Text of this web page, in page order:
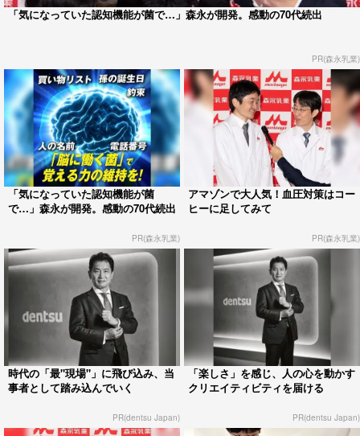
「気になっていた認知機能が菌で…」森永が開発。感動の70代続出
PR(森永乳業)
「気になっていた認知機能が菌
で…」森永が開発。感動の70代続出
PR(森永乳業)
アマゾンで大人気！血圧対策はコー
ヒーに足してみて
PR(森永乳業)
時代の「最"現場"」に飛び込み、当
事者として踏み込んでいく
PR(dentsu Japan)
「楽しさ」を感じ、人の心を動かす
クリエイティビティを届ける
PR(dentsu Japan)